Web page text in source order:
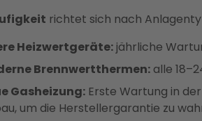
richtet sich nach
Heizwertgeräte: jährliche
Brennwertthermen: alle
Gasheizung: Erste Wartung in
um die Herstellergarantie zu